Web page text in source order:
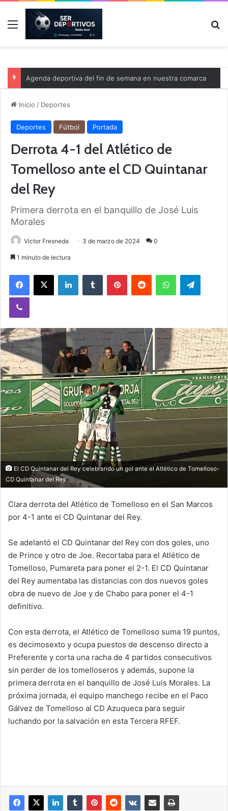
Menú
Agenda deportiva del fin de semana en nuestra comarca
Inicio / Deportes
Deportes Fútbol Portada
Derrota 4-1 del Atlético de
Tomelloso ante el CD Quintanar
del Rey
Primera derrota en el banquillo de José Luis
Morales
Victor Fresneda 3 de marzo de 2024 0
1 minuto de lectura
El CD Quintanar del Rey celebrando un gol ante el Atlético de Tomelloso-
CD Quintanar del Rey
Clara derrota del Atlético de Tomelloso en el San Marcos
por 4-1 ante el CD Quintanar del Rey.
Se adelantó el CD Quintanar del Rey con dos goles, uno
de Prince y otro de Joe. Recortaba para el Atlético de
Tomelloso, Pumareta para poner el 2-1. El CD Quintanar
del Rey aumentaba las distancias con dos nuevos goles
obra de nuevo de Joe y de Chabo para poner el 4-1
definitivo.
Con esta derrota, el Atlético de Tomelloso suma 19 puntos,
es decimosexto y ocupa puestos de descenso directo a
Preferente y corta una racha de 4 partidos consecutivos
sin perder de los tomelloseros y además, supone la
primera derrota en el banquillo de José Luis Morales. La
próxima jornada, el equipo manchego recibe en el Paco
Gálvez de Tomelloso al CD Azuqueca para seguir
luchando por la salvación en esta Tercera RFEF.